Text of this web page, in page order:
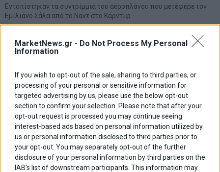
MarketNews.gr - Do Not Process My Personal
Information
If you wish to opt-out of the sale, sharing to third parties, or
processing of your personal or sensitive information for
targeted advertising by us, please use the below opt-out
section to confirm your selection. Please note that after your
opt-out request is processed you may continue seeing
interest-based ads based on personal information utilized by
us or personal information disclosed to third parties prior to
your opt-out. You may separately opt-out of the further
disclosure of your personal information by third parties on the
IAB’s list of downstream participants. This information may
Εντοπίστηκαν τα συντρίμμια του αεροπλάνου που μετέφερε τον
Εμιλιάνο Σάλα από το Ναντ στο Κάρντιφ